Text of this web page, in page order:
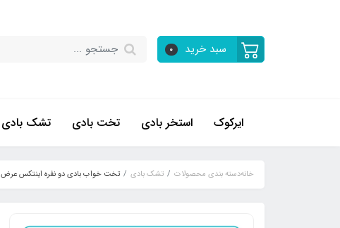
سبد خرید 0
ایرکوک استخر بادی تخت بادی تشک بادی
خانهدسته بندی محصولات تشک بادی تخت خواب بادی دو نفره اینتکس عرض 152 سانتیمتر کد 67770